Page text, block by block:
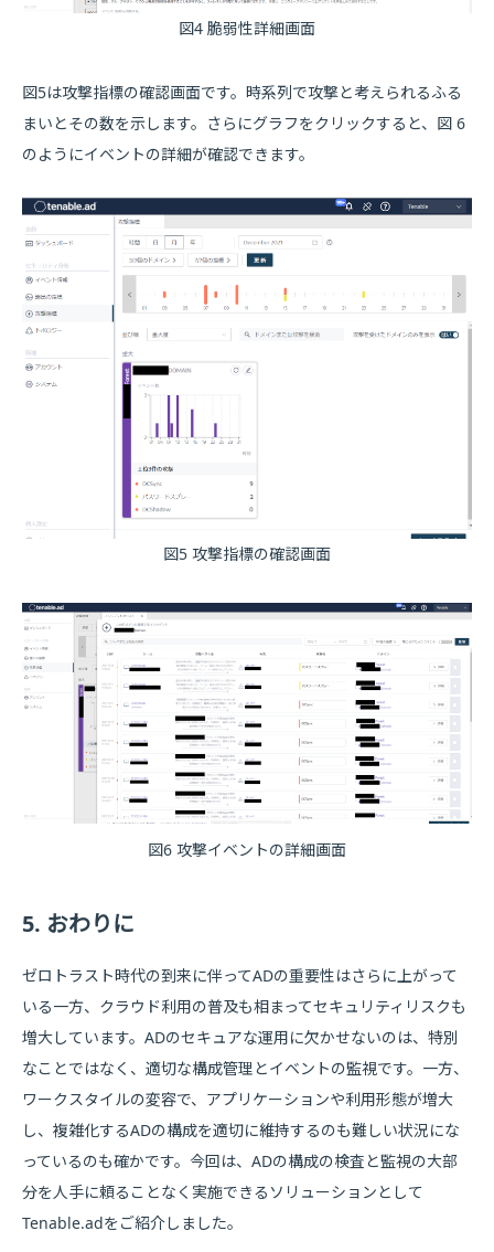
図4 脆弱性詳細画面
図5は攻撃指標の確認画面です。時系列で攻撃と考えられるふる
まいとその数を示します。さらにグラフをクリックすると、図 6
のようにイベントの詳細が確認できます。
図5 攻撃指標の確認画面
図6 攻撃イベントの詳細画面
5. おわりに
ゼロトラスト時代の到来に伴ってADの重要性はさらに上がって
いる一方、クラウド利用の普及も相まってセキュリティリスクも
増大しています。ADのセキュアな運用に欠かせないのは、特別
なことではなく、適切な構成管理とイベントの監視です。一方、
ワークスタイルの変容で、アプリケーションや利用形態が増大
し、複雑化するADの構成を適切に維持するのも難しい状況にな
っているのも確かです。今回は、ADの構成の検査と監視の大部
分を人手に頼ることなく実施できるソリューションとして
Tenable.adをご紹介しました。